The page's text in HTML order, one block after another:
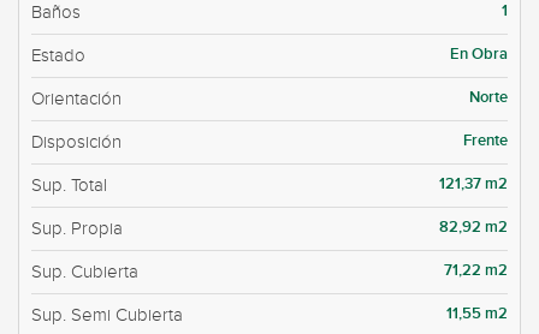
Baños 1
Estado En Obra
Orientación Norte
Disposición Frente
Sup. Total 121,37 m2
Sup. Propia 82,92 m2
Sup. Cubierta 71,22 m2
Sup. Semi Cubierta 11,55 m2